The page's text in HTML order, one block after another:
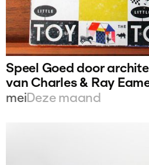
Speel Goed door
van Charles & Ray
meiDeze maand